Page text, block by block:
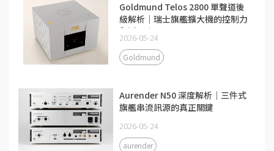
Goldmund Telos 2800 單聲道後
級解析｜瑞士旗艦擴大機的控制力
與透明度
2026-05-24
Goldmund
Aurender N50 深度解析｜三件式
旗艦串流訊源的真正關鍵
2026-05-24
aurender